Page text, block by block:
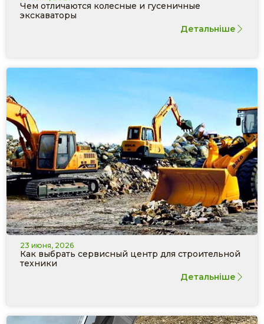
Чем отличаются колесные и гусеничные
экскаваторы
Детальніше
23 июня, 2026
Как выбрать сервисный центр для строительной
техники
Детальніше